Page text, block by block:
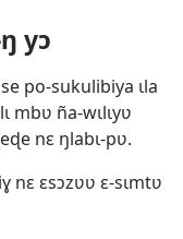
yɔ
se po-sukulibiya ɩla
mbʋ ña-wɩlɩyʋ
nɛ ŋlabɩ-pʋ.
nɛ ɛsɔzʋʋ ɛ-sɩmtʋ